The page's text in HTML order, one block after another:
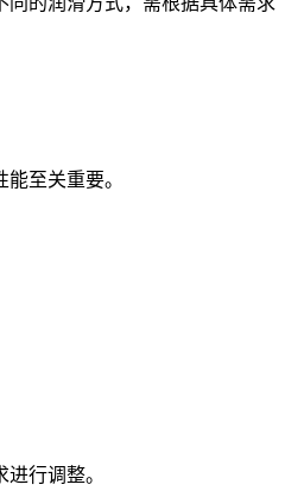
至关重要。
行调整。